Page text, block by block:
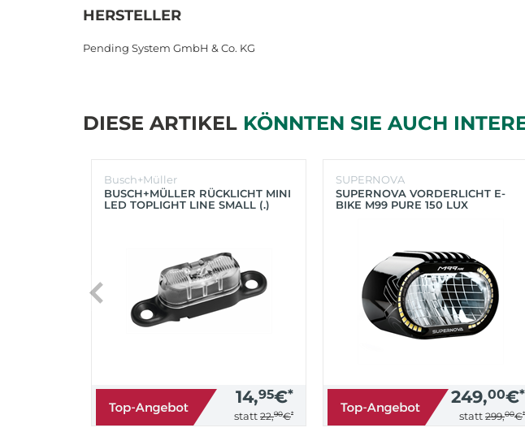
HERSTELLER
Pending System GmbH & Co. KG
DIESE ARTIKEL KÖNNTEN SIE AUCH
Busch+Müller
BUSCH+MÜLLER RÜCKLICHT MINI
LED TOPLIGHT LINE SMALL (.)
14,95€*
statt 22,90€*
SUPERNOVA
SUPERNOVA VORDERLICHT E-
BIKE M99 PURE 150 LUX
249,00€*
statt 299,00€*